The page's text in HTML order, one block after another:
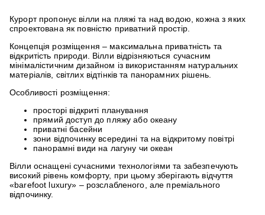
Курорт пропонує вілли на пляжі та над водою, кожна з яких
спроектована як повністю приватний простір.
Концепція розміщення – максимальна приватність та
відкритість природи. Вілли відрізняються сучасним
мінімалістичним дизайном із використанням натуральних
матеріалів, світлих відтінків та панорамних рішень.
Особливості розміщення:
просторі відкриті планування
прямий доступ до пляжу або океану
приватні басейни
зони відпочинку всередині та на відкритому повітрі
панорамні види на лагуну чи океан
Вілли оснащені сучасними технологіями та забезпечують
високий рівень комфорту, при цьому зберігають відчуття
«barefoot luxury» – розслабленого, але преміального
відпочинку.